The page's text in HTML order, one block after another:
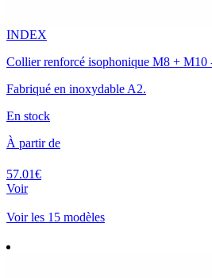
INDEX
Collier renforcé isophonique M8 + M10
Fabriqué en inoxydable A2.
En stock
À partir de
57.01€
Voir
Voir les 15 modèles